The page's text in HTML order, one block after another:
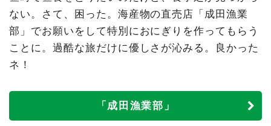
ない。さて、困った。海産物の直売店「成田漁業
部」でお願いをして特別におにぎりを作ってもらう
ことに。過酷な旅だけに優しさが沁みる。良かった
ネ！
「成田漁業部」